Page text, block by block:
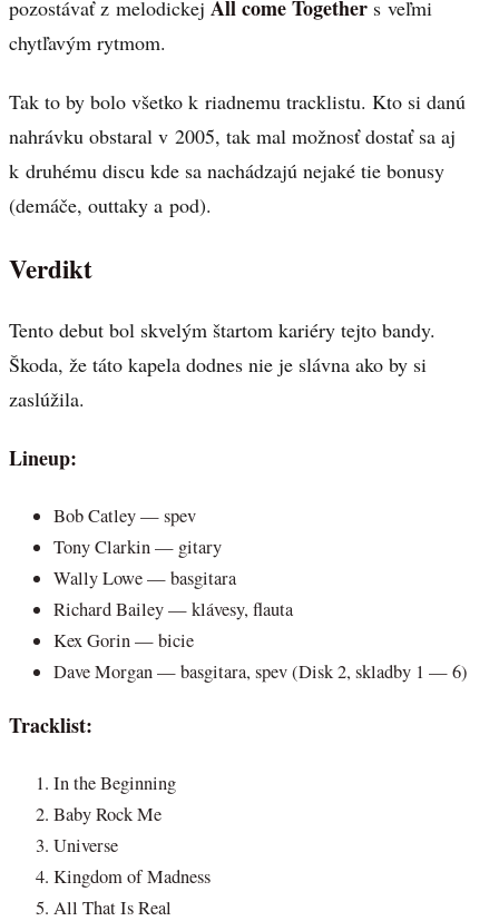
pozostávať z melodickej All come Together s veľmi
chytľavým rytmom.
Tak to by bolo všetko k riadnemu tracklistu. Kto si danú
nahrávku obstaral v 2005, tak mal možnosť dostať sa aj
k druhému discu kde sa nachádzajú nejaké tie bonusy
(demáče, outtaky a pod).
Verdikt
Tento debut bol skvelým štartom kariéry tejto bandy.
Škoda, že táto kapela dodnes nie je slávna ako by si
zaslúžila.
Lineup:
Bob Catley — spev
Tony Clarkin — gitary
Wally Lowe — basgitara
Richard Bailey — klávesy, flauta
Kex Gorin — bicie
Dave Morgan — basgitara, spev (Disk 2, skladby 1 — 6)
Tracklist:
In the Beginning
Baby Rock Me
Universe
Kingdom of Madness
All That Is Real